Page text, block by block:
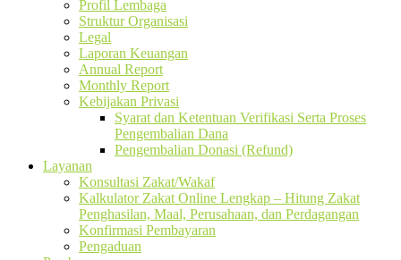
Profil Lembaga
Struktur Organisasi
Legal
Laporan Keuangan
Annual Report
Monthly Report
Kebijakan Privasi
Syarat dan Ketentuan Verifikasi Serta Proses
Pengembalian Dana
Pengembalian Donasi (Refund)
Layanan
Konsultasi Zakat/Wakaf
Kalkulator Zakat Online Lengkap – Hitung Zakat
Penghasilan, Maal, Perusahaan, dan Perdagangan
Konfirmasi Pembayaran
Pengaduan